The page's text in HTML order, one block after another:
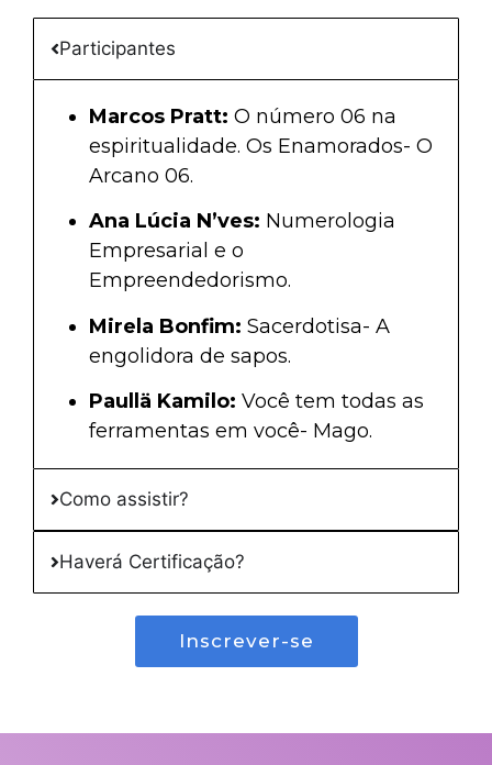
Participantes
Marcos Pratt: O número 06 na
espiritualidade. Os Enamorados- O
Arcano 06.
Ana Lúcia N’ves: Numerologia
Empresarial e o
Empreendedorismo.
Mirela Bonfim: Sacerdotisa- A
engolidora de sapos.
Paullä Kamilo: Você tem todas as
ferramentas em você- Mago.
Como assistir?
Haverá Certificação?
Inscrever-se